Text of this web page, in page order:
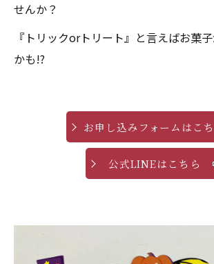
せんか？
『トリックorトリート』と言えばお菓
かも!?
お申し込みフォームはこ
公式LINEはこちら